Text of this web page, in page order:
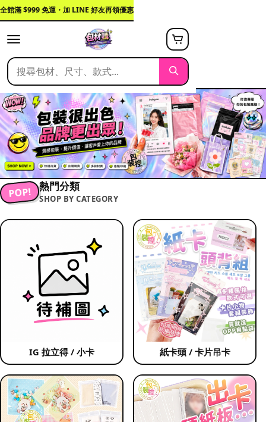
全館滿 $999 免運・加 LINE 好友再領優惠
POP! 熱門分類
SHOP BY CATEGORY
IG 拉立得 / 小卡 紙卡頭 / 卡片吊卡